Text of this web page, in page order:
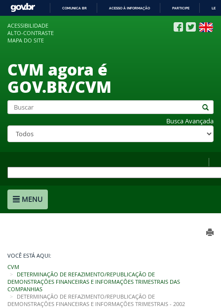
COMUNICA BR ACESSO À INFORMAÇÃO PARTICIPE
ACESSIBILIDADE
ALTO-CONTRASTE
MAPA DO SITE
CVM agora é
GOV.BR/CVM
Busca Avançada
MENU
VOCÊ ESTÁ AQUI:
CVM
DETERMINAÇÃO DE REFAZIMENTO/REPUBLICAÇÃO DE
DEMONSTRAÇÕES FINANCEIRAS E INFORMAÇÕES TRIMESTRAIS DAS
COMPANHIAS
DETERMINAÇÃO DE REFAZIMENTO/REPUBLICAÇÃO DE
DEMONSTRAÇÕES FINANCEIRAS E INFORMAÇÕES TRIMESTRAIS - 2002